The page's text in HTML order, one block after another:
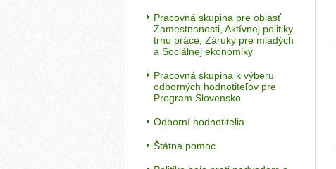
Pracovná skupina pre oblasť
Zamestnanosti, Aktívnej politiky
trhu práce, Záruky pre mladých
a Sociálnej ekonomiky
Pracovná skupina k výberu
odborných hodnotiteľov pre
Program Slovensko
Odborní hodnotitelia
Štátna pomoc